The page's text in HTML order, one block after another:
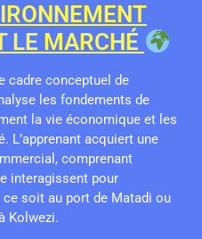
LE MARCHÉ
cadre conceptuel de
les fondements de
la vie économique et les
L’apprenant acquiert une
comprenant
interagissent pour
soit au port de Matadi ou
Kolwezi.